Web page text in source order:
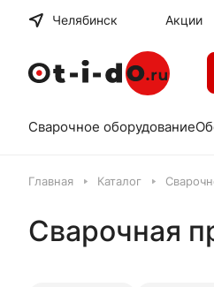
Челябинск Акции
Сварочное оборудование
Главная Каталог
Сварочная